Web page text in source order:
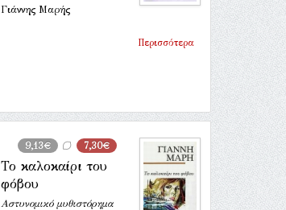
Γιάννης Μαρής
Περισσότερα
9,13€ 7,30€
Το καλοκαίρι του
φόβου
Αστυνομικό μυθιστόρημα